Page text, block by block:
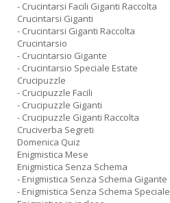
- Crucintarsi Facili Giganti Raccolta
Crucintarsi Giganti
- Crucintarsi Giganti Raccolta
Crucintarsio
- Crucintarsio Gigante
- Crucintarsio Speciale Estate
Crucipuzzle
- Crucipuzzle Facili
- Crucipuzzle Giganti
- Crucipuzzle Giganti Raccolta
Cruciverba Segreti
Domenica Quiz
Enigmistica Mese
Enigmistica Senza Schema
- Enigmistica Senza Schema Gigante
- Enigmistica Senza Schema Speciale